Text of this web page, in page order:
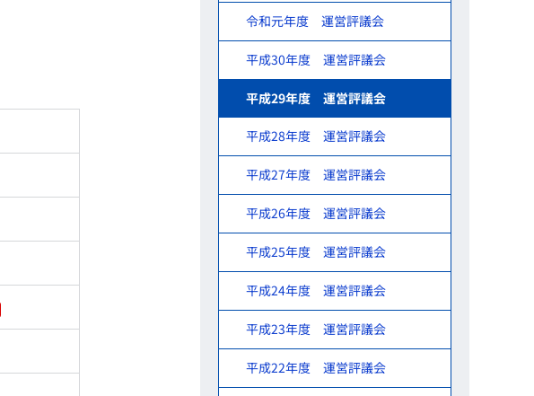
令和元年度 運営評議会
平成30年度 運営評議会
平成29年度 運営評議会
平成28年度 運営評議会
平成27年度 運営評議会
平成26年度 運営評議会
平成25年度 運営評議会
平成24年度 運営評議会
平成23年度 運営評議会
平成22年度 運営評議会